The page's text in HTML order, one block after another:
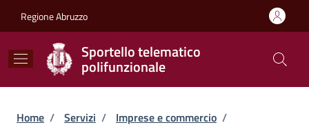
Regione Abruzzo
Sportello telematico
polifunzionale
Briciole di pane
Home / Servizi / Imprese e commercio /